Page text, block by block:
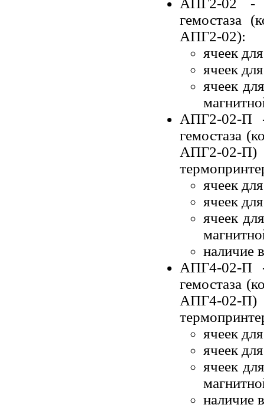
гемостаза
АПГ2-02):
ячеек
ячеек
ячеек
АПГ2-02-П -
гемостаза
АПГ2-02-
ячеек
ячеек
ячеек
наличие
АПГ4-02-П -
гемостаза
АПГ4-02-
ячеек
ячеек
ячеек
наличие